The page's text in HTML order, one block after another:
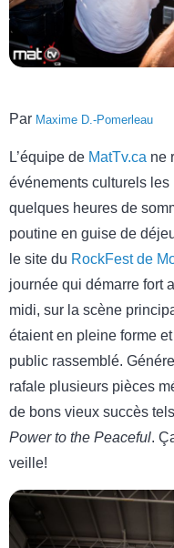
Par Maxime D.-Pomerleau
L’équipe de MatTv.ca ne
événements culturels
quelques heures de
poutine en guise de
le site du RockFest de
journée qui démarre fort
midi, sur la scène
étaient en pleine forme
public rassemblé.
rafale plusieurs pièces
de bons vieux succès
Power to the Peaceful.
veille!